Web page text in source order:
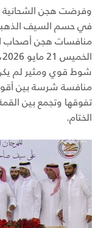
وفرضت هجن
في حسم السيف
منافسات هجن أصحاب
شوط قوي ومثير لم
منافسة شرسة بين
تفوقها وتجمع بين
الختام.